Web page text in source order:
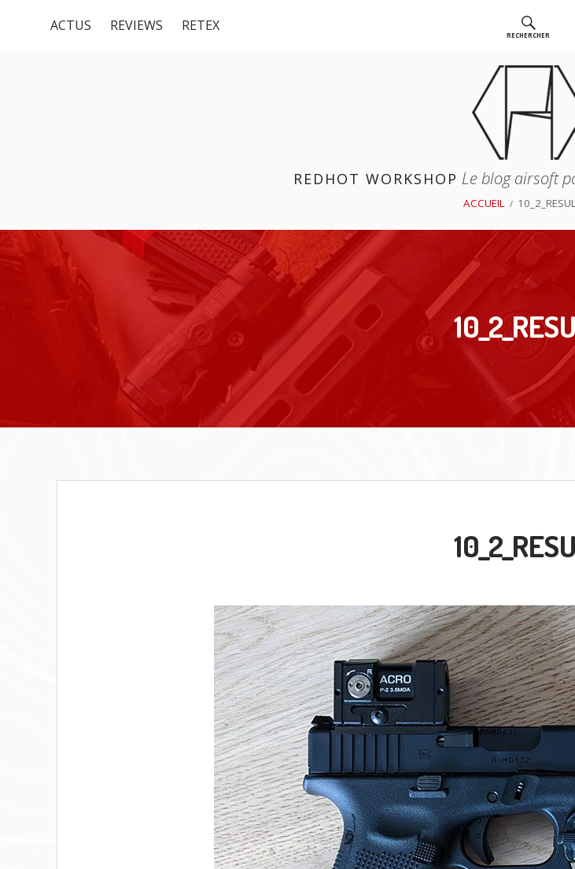
RECHERCHER
MenuACTUS REVIEWS RETEX
REDHOT WORKSHOP Le blog airsoft
D'ARIANE
ACCUEIL